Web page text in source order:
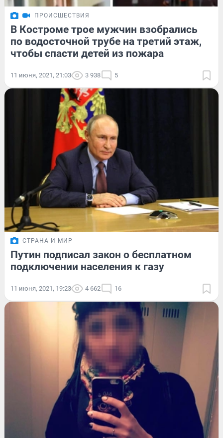
ПРОИСШЕСТВИЯ
В Костроме трое мужчин взобрались
по водосточной трубе на третий этаж,
чтобы спасти детей из пожара
11 июня, 2021, 21:03 3 938 5
СТРАНА И МИР
Путин подписал закон о бесплатном
подключении населения к газу
11 июня, 2021, 19:23 4 662 16